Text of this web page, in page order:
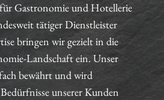
Gastronomie und Hotellerie
tätiger Dienstleister
bringen wir gezielt in die
Landschaft ein. Unser
bewährt und wird
unserer Kunden